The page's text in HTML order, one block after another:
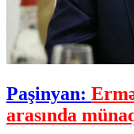
Paşinyan:
arasında